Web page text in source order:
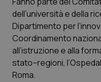
Marche
Molise
Piemonte
Donna & Salute
Epatiti
HIV
dell’università e della
Dipartimento per
Coordinamento
all’istruzione e alla
stato–regioni,
Roma.